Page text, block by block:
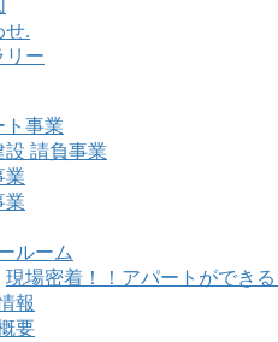
せ.
リー
ト事業
設 請負事業
業
業
ルーム
現場密着！！アパートができ
報
要